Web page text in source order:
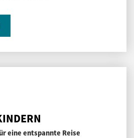
eine entspannte Reise